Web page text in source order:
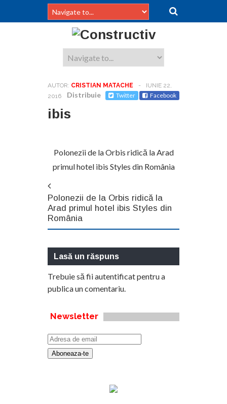
AUTOR: CRISTIAN MATACHE -
IUNIE 22,
2016
Distribuie Twitter Facebook
ibis
Polonezii de la Orbis ridică la Arad
primul hotel ibis Styles din România
Polonezii de la Orbis ridică la
Arad primul hotel ibis Styles din
România
Lasă un răspuns
Trebuie să fiiautentificatpentru a
publica un comentariu.
Newsletter